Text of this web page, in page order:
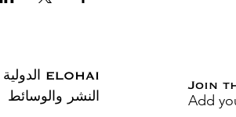
ELOHAI الدولية
النشر والوسائط
Join
Add